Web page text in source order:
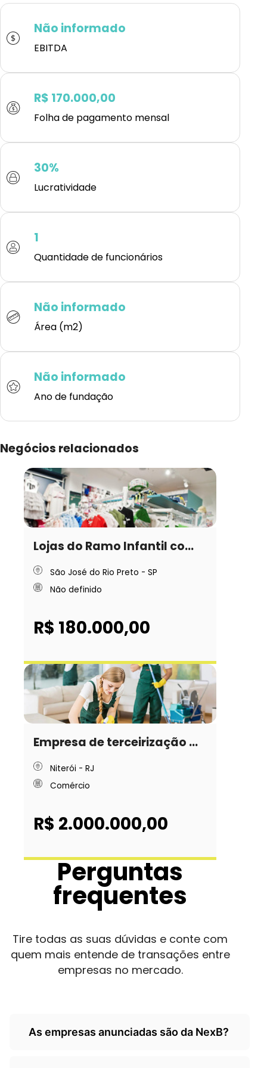
Não informado
EBITDA
R$ 170.000,00
Folha de pagamento mensal
30%
Lucratividade
1
Quantidade de funcionários
Não informado
Área (m2)
Não informado
Ano de fundação
Negócios relacionados
Lojas do Ramo Infantil co...
São José do Rio Preto - SP
Não definido
R$ 180.000,00
Empresa de terceirização ...
Niterói - RJ
Comércio
R$ 2.000.000,00
Perguntas
frequentes
Tire todas as suas dúvidas e conte com
quem mais entende de transações entre
empresas no mercado.
As empresas anunciadas são da NexB?